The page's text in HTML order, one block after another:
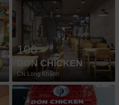
106
DON CHICKEN
CN Long Khánh